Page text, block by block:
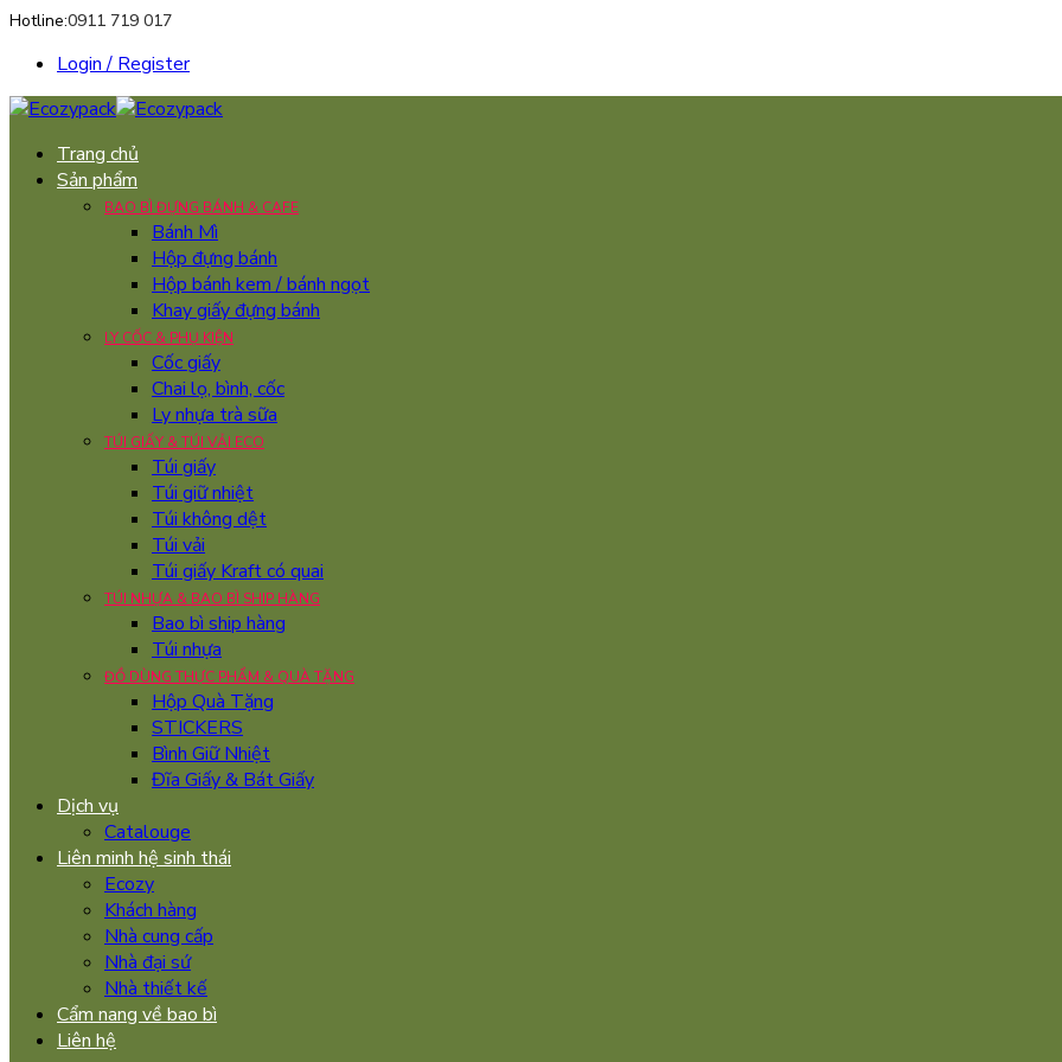
Hotline:0911 719 017
Login / Register
Trang chủ
Sản phẩm
BAO BÌ ĐỰNG BÁNH & CAFE
Bánh Mì
Hộp đựng bánh
Hộp bánh kem / bánh ngọt
Khay giấy đựng bánh
LY CỐC & PHỤ KIỆN
Cốc giấy
Chai lọ, bình, cốc
Ly nhựa trà sữa
TÚI GIẤY & TÚI VẢI ECO
Túi giấy
Túi giữ nhiệt
Túi không dệt
Túi vải
Túi giấy Kraft có quai
TÚI NHỰA & BAO BÌ SHIP HÀNG
Bao bì ship hàng
Túi nhựa
ĐỒ DÙNG THỰC PHẨM & QUÀ TẶNG
Hộp Quà Tặng
STICKERS
Bình Giữ Nhiệt
Đĩa Giấy & Bát Giấy
Dịch vụ
Catalouge
Liên minh hệ sinh thái
Ecozy
Khách hàng
Nhà cung cấp
Nhà đại sứ
Nhà thiết kế
Cẩm nang về bao bì
Liên hệ